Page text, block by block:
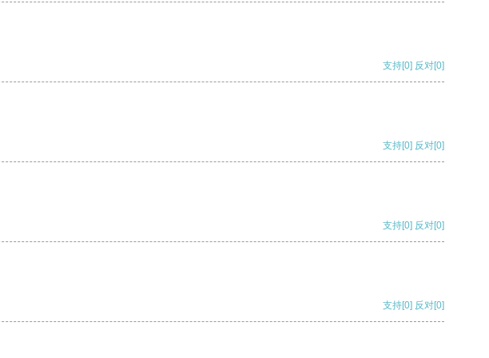
支持[0] 反对[0]
支持[0] 反对[0]
支持[0] 反对[0]
支持[0] 反对[0]